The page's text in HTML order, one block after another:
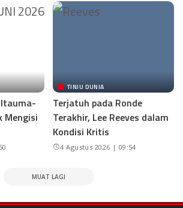
Itauma-
Mengisi
TINJU DUNIA
Terjatuh pada Ronde
Terakhir, Lee Reeves dalam
Kondisi Kritis
4 Agustus 2026 | 09:54
MUAT LAGI